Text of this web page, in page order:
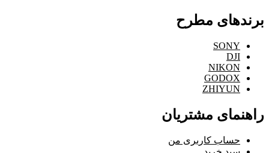
برندهای مطرح
SONY
DJI
NIKON
GODOX
ZHIYUN
راهنمای مشتریان
حساب کاربری من